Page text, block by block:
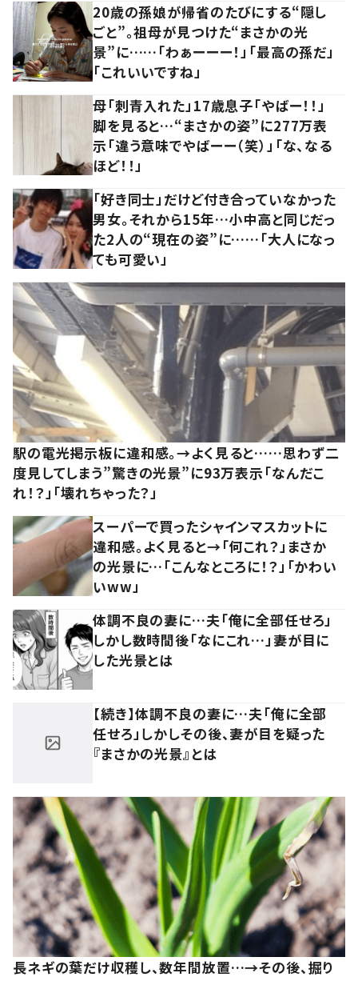
20歳の孫娘が帰省のたびにする“隠し
ごと”。祖母が見つけた“まさかの光
景”に……「わぁーーー！」「最高の孫だ」
「これいいですね」
母「刺青入れた」17歳息子「やばー！！」
脚を見ると…“まさかの姿”に277万表
示「違う意味でやばーー（笑）」「な、なる
ほど！！」
「好き同士」だけど付き合っていなかった
男女。それから15年…小中高と同じだっ
た2人の“現在の姿”に……「大人になっ
ても可愛い」
駅の電光掲示板に違和感。→よく見ると……思わず二
度見してしまう”驚きの光景”に93万表示「なんだこ
れ！？」「壊れちゃった？」
スーパーで買ったシャインマスカットに
違和感。よく見ると→「何これ？」まさか
の光景に…「こんなところに！？」「かわい
いww」
体調不良の妻に…夫「俺に全部任せろ」
しかし数時間後「なにこれ…」妻が目に
した光景とは
【続き】体調不良の妻に…夫「俺に全部
任せろ」しかしその後、妻が目を疑った
『まさかの光景』とは
長ネギの葉だけ収穫し、数年間放置…→その後、掘り